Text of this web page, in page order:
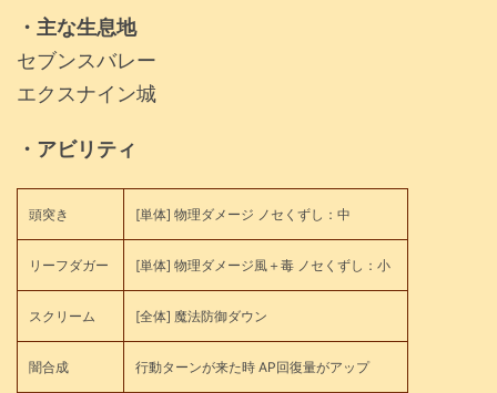
・主な生息地
セブンスバレー
エクスナイン城
・アビリティ
頭突き [単体] 物理ダメージ ノセくずし：中
リーフダガー [単体] 物理ダメージ風＋毒 ノセくずし：小
スクリーム [全体] 魔法防御ダウン
闇合成 行動ターンが来た時 AP回復量がアップ